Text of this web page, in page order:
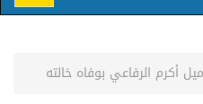
أكرم الرفاعي بوفاه خالته